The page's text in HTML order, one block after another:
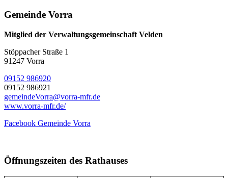
Gemeinde Vorra
Mitglied der Verwaltungsgemeinschaft Velden
Stöppacher Straße 1
91247 Vorra
09152 986920
09152 986921
gemeindeVorra@vorra-mfr.de
www.vorra-mfr.de/
Facebook Gemeinde Vorra
Öffnungszeiten des Rathauses